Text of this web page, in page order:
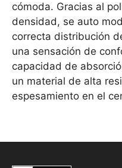
cómoda. Gracias al
densidad, se auto
correcta distribución
una sensación de
capacidad de
un material de alta
espesamiento en el